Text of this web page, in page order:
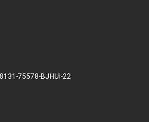
75578-BJHUI-22